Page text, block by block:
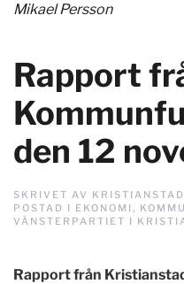
Mikael Persson
Rapport
den 12
SKRIVET AV KRISTIANSTAD
POSTAD I EKONOMI ,
VÄNSTERPARTIET I
Rapport från